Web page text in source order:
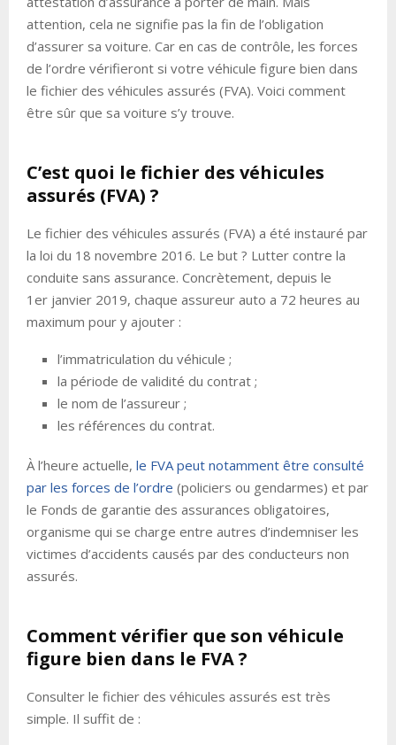
attention, cela ne signifie pas la fin de l’obligation
d’assurer sa voiture. Car en cas de contrôle, les forces
de l’ordre vérifieront si votre véhicule figure bien dans
le fichier des véhicules assurés (FVA). Voici comment
être sûr que sa voiture s’y trouve.
C’est quoi le fichier des véhicules
assurés (FVA) ?
Le fichier des véhicules assurés (FVA) a été instauré par
la loi du 18 novembre 2016. Le but ? Lutter contre la
conduite sans assurance. Concrètement, depuis le
1er janvier 2019, chaque assureur auto a 72 heures au
maximum pour y ajouter :
l’immatriculation du véhicule ;
la période de validité du contrat ;
le nom de l’assureur ;
les références du contrat.
À l’heure actuelle, le FVA peut notamment être consulté
par les forces de l’ordre (policiers ou gendarmes) et par
le Fonds de garantie des assurances obligatoires,
organisme qui se charge entre autres d’indemniser les
victimes d’accidents causés par des conducteurs non
assurés.
Comment vérifier que son véhicule
figure bien dans le FVA ?
Consulter le fichier des véhicules assurés est très
simple. Il suffit de :